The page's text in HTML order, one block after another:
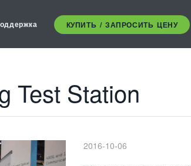
КУПИТЬ / ЗАПРОСИТЬ ЦЕНУ
Test Station
2016-10-06